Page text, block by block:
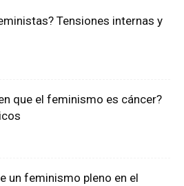
Tensiones internas y
que el feminismo es cáncer?
un feminismo pleno en el